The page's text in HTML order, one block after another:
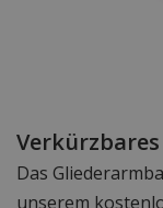
Das
unserem